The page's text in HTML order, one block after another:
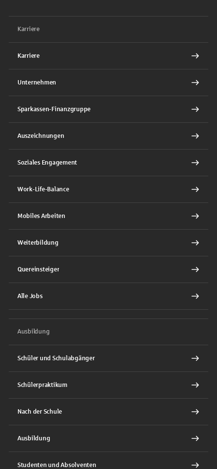
Karriere
Karriere
Unternehmen
Sparkassen-Finanzgruppe
Auszeichnungen
Soziales Engagement
Work-Life-Balance
Mobiles Arbeiten
Weiterbildung
Quereinsteiger
Alle Jobs
Ausbildung
Schüler und Schulabgänger
Schülerpraktikum
Nach der Schule
Ausbildung
Studenten und Absolventen